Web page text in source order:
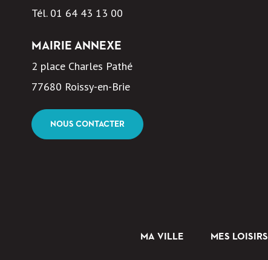
Tél. 01 64 43 13 00
MAIRIE ANNEXE
2 place Charles Pathé
77680 Roissy-en-Brie
NOUS CONTACTER
MA VILLE MES LOISIRS